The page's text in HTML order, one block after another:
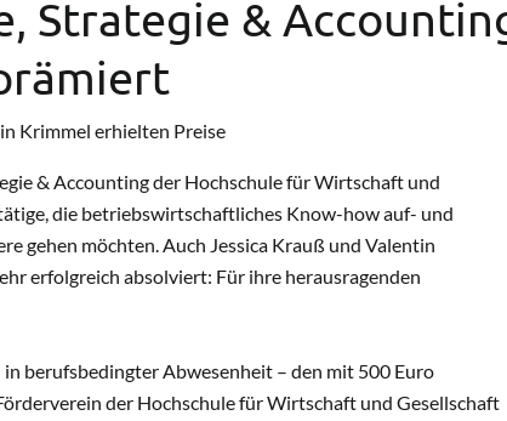
Strategie &
Krimmel erhielten Preise
& Accounting der Hochschule für Wirtschaft und
die betriebswirtschaftliches Know-how auf- und
gehen möchten. Auch Jessica Krauß und Valentin
erfolgreich absolviert: Für ihre herausragenden
berufsbedingter Abwesenheit – den mit 500 Euro
der Hochschule für Wirtschaft und Gesellschaft